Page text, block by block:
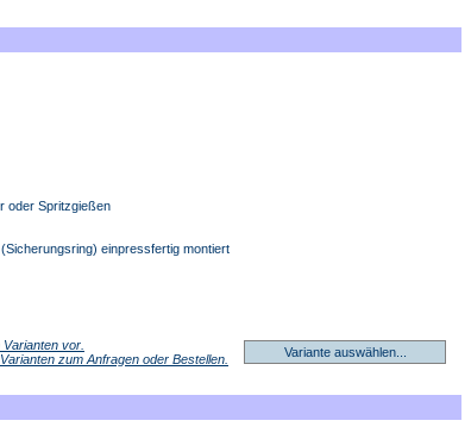
oder Spritzgießen
einpressfertig montiert
vor.
zum Anfragen oder Bestellen.
Variante auswählen...